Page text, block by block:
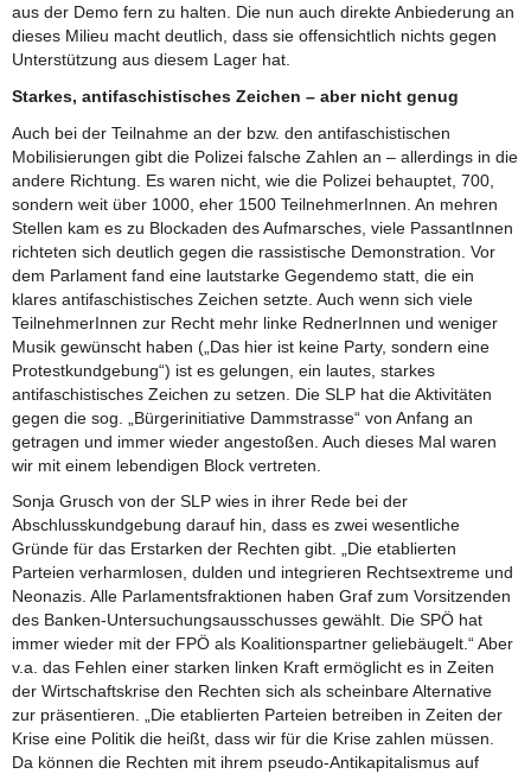
aus der Demo fern zu halten. Die nun auch direkte Anbiederung an
dieses Milieu macht deutlich, dass sie offensichtlich nichts gegen
Unterstützung aus diesem Lager hat.
Starkes, antifaschistisches Zeichen – aber nicht genug
Auch bei der Teilnahme an der bzw. den antifaschistischen
Mobilisierungen gibt die Polizei falsche Zahlen an – allerdings in die
andere Richtung. Es waren nicht, wie die Polizei behauptet, 700,
sondern weit über 1000, eher 1500 TeilnehmerInnen. An mehren
Stellen kam es zu Blockaden des Aufmarsches, viele PassantInnen
richteten sich deutlich gegen die rassistische Demonstration. Vor
dem Parlament fand eine lautstarke Gegendemo statt, die ein
klares antifaschistisches Zeichen setzte. Auch wenn sich viele
TeilnehmerInnen zur Recht mehr linke RednerInnen und weniger
Musik gewünscht haben („Das hier ist keine Party, sondern eine
Protestkundgebung“) ist es gelungen, ein lautes, starkes
antifaschistisches Zeichen zu setzen. Die SLP hat die Aktivitäten
gegen die sog. „Bürgerinitiative Dammstrasse“ von Anfang an
getragen und immer wieder angestoßen. Auch dieses Mal waren
wir mit einem lebendigen Block vertreten.
Sonja Grusch von der SLP wies in ihrer Rede bei der
Abschlusskundgebung darauf hin, dass es zwei wesentliche
Gründe für das Erstarken der Rechten gibt. „Die etablierten
Parteien verharmlosen, dulden und integrieren Rechtsextreme und
Neonazis. Alle Parlamentsfraktionen haben Graf zum Vorsitzenden
des Banken-Untersuchungsausschusses gewählt. Die SPÖ hat
immer wieder mit der FPÖ als Koalitionspartner geliebäugelt.“ Aber
v.a. das Fehlen einer starken linken Kraft ermöglicht es in Zeiten
der Wirtschaftskrise den Rechten sich als scheinbare Alternative
zur präsentieren. „Die etablierten Parteien betreiben in Zeiten der
Krise eine Politik die heißt, dass wir für die Krise zahlen müssen.
Da können die Rechten mit ihrem pseudo-Antikapitalismus auf